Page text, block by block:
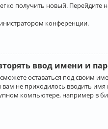
получить новый.
конференции.
ввод имени и
оставаться под своим
не приходилось вводить
компьютере, например в